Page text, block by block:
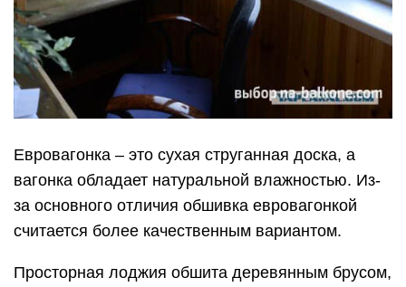
Евровагонка – это сухая струганная доска, а
вагонка обладает натуральной влажностью. Из-
за основного отличия обшивка евровагонкой
считается более качественным вариантом.
Просторная лоджия обшита деревянным брусом,